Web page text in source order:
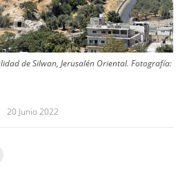
de Silwan, Jerusalén Oriental. Fotografía:
20 Junio 2022